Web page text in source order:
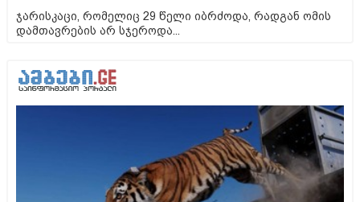
ჯარისკაცი, რომელიც 29 წელი იბრძოდა, რადგან ომის
დამთავრების არ სჯეროდა...